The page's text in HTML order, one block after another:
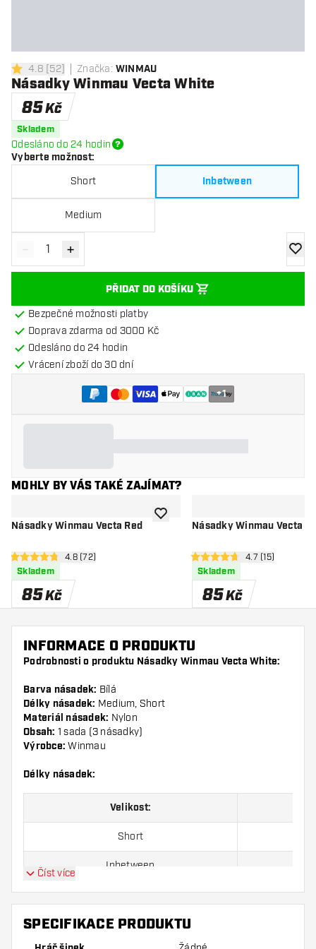
4.8 hodnoticí hvězdičky
4.8 [52] Značka: WINMAU
Násadky Winmau Vecta White
85Kč
Skladem
Odesláno do 24 hodin
Vyberte možnost:
Short Inbetween
Medium
Snížit množství
- Zvýšit množství
+
PŘIDAT DO KOŠÍKU
Bezpečné možnosti platby
Doprava zdarma od 3000 Kč
Odesláno do 24 hodin
Vrácení zboží do 30 dní
+1
MOHLY BY VÁS TAKÉ ZAJÍMAT?
Násadky Winmau Vecta Red
otevřít panel recenzí
4.8 hodnoticí hvězdičky
4.8 (72)
Skladem
85Kč
Přidat do seznamu přání
Násadky Winmau Vecta
otevřít panel
4.7 hodnoticí hvězdičky
4.7 (15)
Skladem
85Kč
INFORMACE O PRODUKTU
Podrobnosti o produktu Násadky Winmau Vecta White:
Barva násadek: Bílá
Délky násadek: Medium, Short
Materiál násadek: Nylon
Obsah: 1 sada (3 násadky)
Výrobce: Winmau
Délky násadek:
Velikost:
Short
Inbetween
Medium
Balení obsahuje 3ks násadek (1sada).
Číst více
SPECIFIKACE PRODUKTU